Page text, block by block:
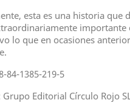
esta es una historia que
importante
lo que en ocasiones
84-1385-219-5
Grupo Editorial Círculo Rojo